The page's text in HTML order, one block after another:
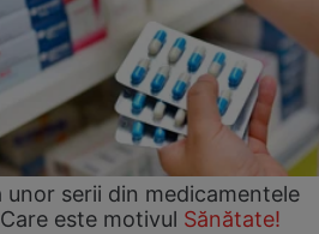
serii din medicamentele
este motivul Sănătate!